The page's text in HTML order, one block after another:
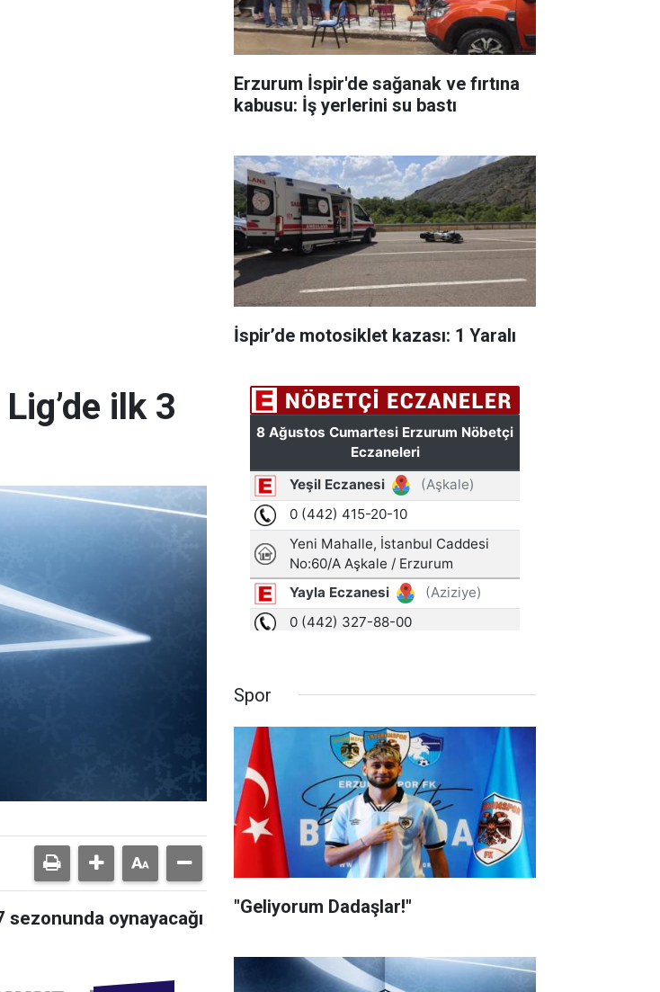
Erzurum İspir'de sağanak ve fırtına
kabusu: İş yerlerini su bastı
İspir’de motosiklet kazası: 1 Yaralı
ilk 3
sezonunda oynayacağı
Spor
"Geliyorum Dadaşlar!"